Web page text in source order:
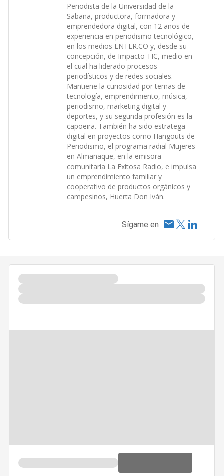
Periodista de la Universidad de la
Sabana, productora, formadora y
emprendedora digital, con 12 años de
experiencia en periodismo tecnológico,
en los medios ENTER.CO y, desde su
concepción, de Impacto TIC, medio en
el cual ha liderado procesos
periodísticos y de redes sociales.
Mantiene la curiosidad por temas de
tecnología, emprendimiento, música,
periodismo, marketing digital y
deportes, y su segunda profesión es la
capoeira. También ha sido estratega
digital en proyectos como Hangouts de
Periodismo, el programa radial Mujeres
en Almanaque, en la emisora
comunitaria La Exitosa Radio, e impulsa
un emprendimiento familiar y
cooperativo de productos orgánicos y
campesinos, Huerta Don Iván.
Sígame en